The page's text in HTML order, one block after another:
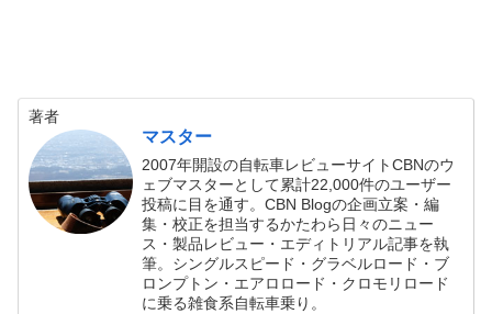
著者
マスター
2007年開設の自転車レビューサイトCBNのウ
ェブマスターとして累計22,000件のユーザー
投稿に目を通す。CBN Blogの企画立案・編
集・校正を担当するかたわら日々のニュー
ス・製品レビュー・エディトリアル記事を執
筆。シングルスピード・グラベルロード・ブ
ロンプトン・エアロロード・クロモリロード
に乗る雑食系自転車乗り。